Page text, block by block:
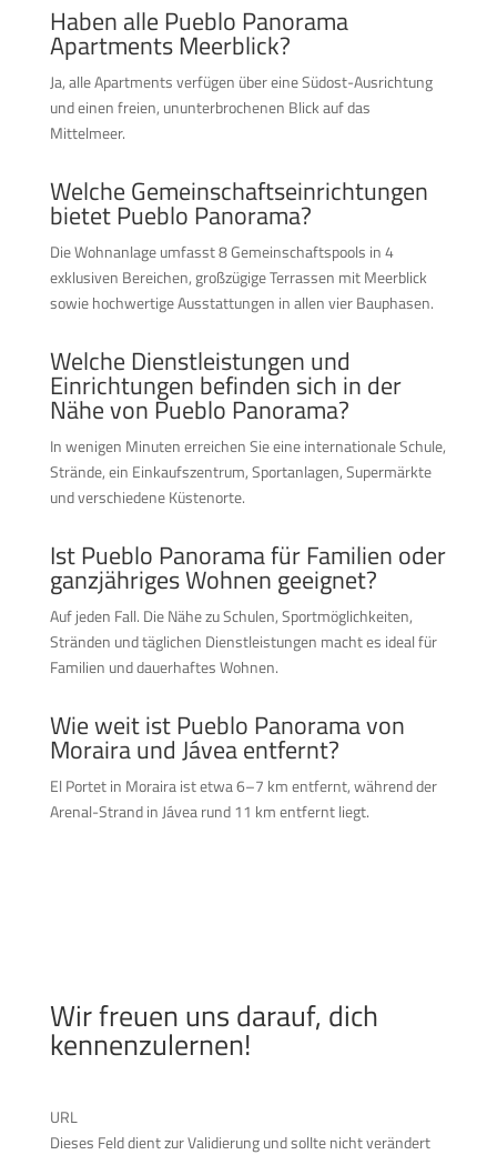
Haben alle Pueblo Panorama
Apartments Meerblick?
Ja, alle Apartments verfügen über eine Südost-Ausrichtung
und einen freien, ununterbrochenen Blick auf das
Mittelmeer.
Welche Gemeinschaftseinrichtungen
bietet Pueblo Panorama?
Die Wohnanlage umfasst 8 Gemeinschaftspools in 4
exklusiven Bereichen, großzügige Terrassen mit Meerblick
sowie hochwertige Ausstattungen in allen vier Bauphasen.
Welche Dienstleistungen und
Einrichtungen befinden sich in der
Nähe von Pueblo Panorama?
In wenigen Minuten erreichen Sie eine internationale Schule,
Strände, ein Einkaufszentrum, Sportanlagen, Supermärkte
und verschiedene Küstenorte.
Ist Pueblo Panorama für Familien oder
ganzjähriges Wohnen geeignet?
Auf jeden Fall. Die Nähe zu Schulen, Sportmöglichkeiten,
Stränden und täglichen Dienstleistungen macht es ideal für
Familien und dauerhaftes Wohnen.
Wie weit ist Pueblo Panorama von
Moraira und Jávea entfernt?
El Portet in Moraira ist etwa 6–7 km entfernt, während der
Arenal-Strand in Jávea rund 11 km entfernt liegt.
Wir freuen uns darauf, dich
kennenzulernen!
URL
Dieses Feld dient zur Validierung und sollte nicht verändert